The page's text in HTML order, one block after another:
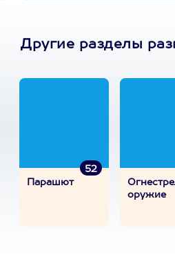
Другие разделы
52
Парашют
оружие